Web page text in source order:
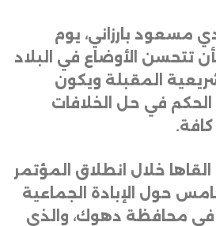
مسعود بارزاني، يوم
بأن تتحسن الأوضاع في البلاد
المقبلة ويكون
الحكم في حل الخلافات
كافة.
خلال انطلاق المؤتمر
حول الإبادة الجماعية
في محافظة دهوك، والذي